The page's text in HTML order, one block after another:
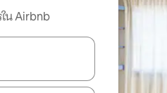
น Airbnb
ปัด เพื่อสำรวจผลการค้นหา